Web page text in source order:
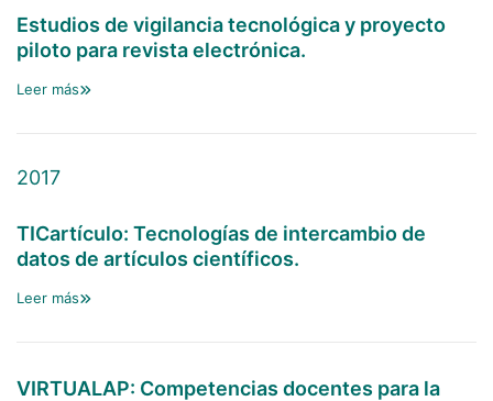
Estudios de vigilancia tecnológica y proyecto
piloto para revista electrónica.
Leer más
2017
TICartículo: Tecnologías de intercambio de
datos de artículos científicos.
Leer más
VIRTUALAP: Competencias docentes para la